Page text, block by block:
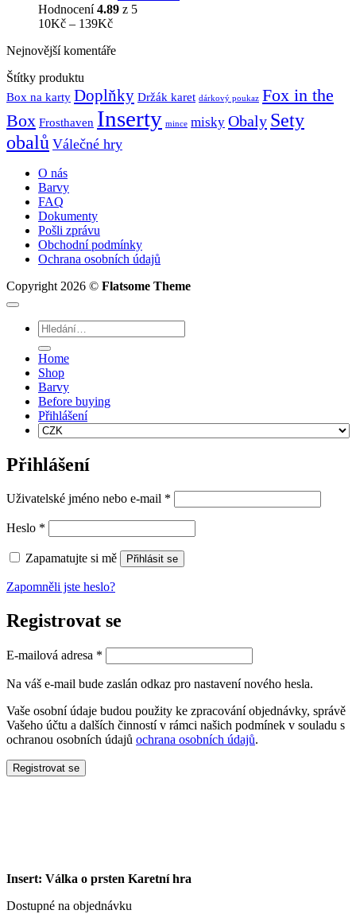
Hodnocení4.89 z 5
10Kč – 139KčRozpětí
10Kč
Nejnovější komentáře
Štítky produktu
Box na karty Doplňky Držák karet dárkový poukaz Fox in the
Box Frosthaven Inserty mince misky Obaly Sety
obalů Válečné hry
O nás
Barvy
FAQ
Dokumenty
Pošli zprávu
Obchodní podmínky
Ochrana osobních údajů
Copyright 2026 © Flatsome Theme
Hledat:
Home
Shop
Barvy
Before buying
Přihlášení
Přihlášení
Uživatelské jméno nebo e-mail *
Heslo *
Zapamatujte si mě Přihlásit se
Zapomněli jste heslo?
Registrovat se
E-mailová adresa *
Na váš e-mail bude zaslán odkaz pro nastavení nového hesla.
Vaše osobní údaje budou použity ke zpracování objednávky, správě
Vašeho účtu a dalších činností v rámci našich podmínek v souladu s
ochranou osobních údajů ochrana osobních údajů.
Registrovat se
Insert: Válka o prsten Karetní hra
Dostupné na objednávku